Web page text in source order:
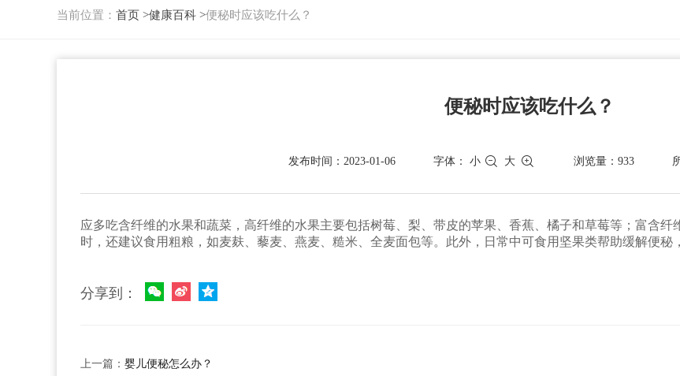
当前位置： 首页 >健康百科 >便秘时应该吃什么？
便秘时应该吃什么？
发布时间：2023-01-06 字体： 小 大 浏览量：933
应多吃含纤维的水果和蔬菜，高纤维的水果主要包括树莓、梨、带皮的苹果、香蕉、橘子和草莓等；富含
时，还建议食用粗粮，如麦麸、藜麦、燕麦、糙米、全麦面包等。此外，日常中可食用坚果类帮助缓解便秘
分享到：
上一篇： 婴儿便秘怎么办？